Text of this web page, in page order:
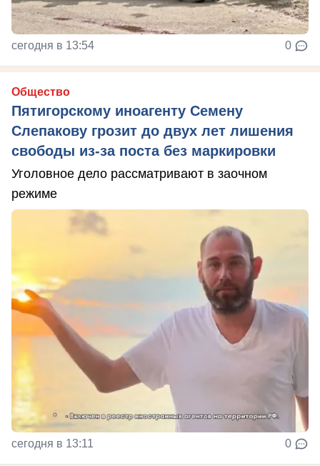
сегодня в 13:54 0
Общество
Пятигорскому иноагенту Семену
Слепакову грозит до двух лет лишения
свободы из-за поста без маркировки
Уголовное дело рассматривают в заочном
режиме
сегодня в 13:11 0